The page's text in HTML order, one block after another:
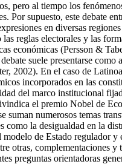
pero al tiempo los
Por supuesto, este debate
en diversas
reglas electorales y las
económicas (Persson &
suele presentarse como
2002). En el caso de
incorporados en las
del marco institucional
el premio Nobel de
numerosos temas
como la desigualdad en la
de Estado regulador y
otras, complementaciones y
preguntas orientadoras